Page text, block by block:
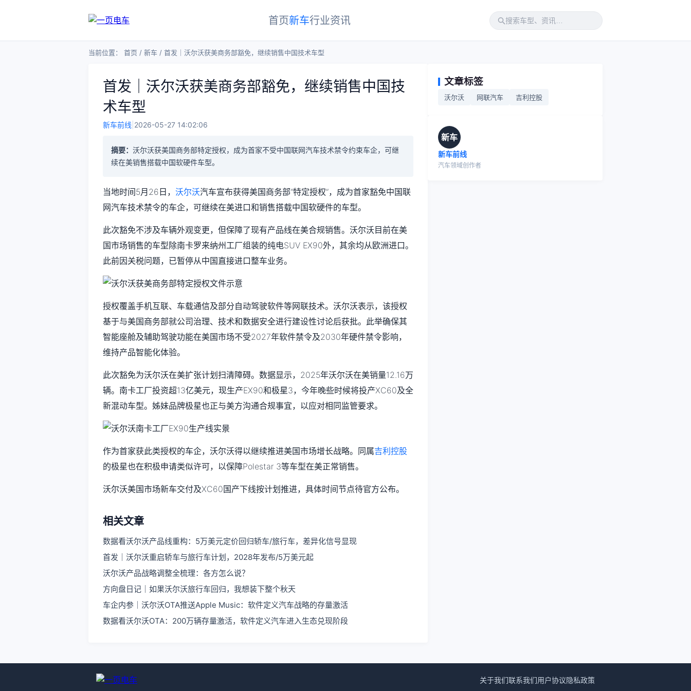
首页新车行业资讯
当前位置： 首页 / 新车 / 首发｜沃尔沃获美商务部豁免，继续销售中国技术车型
首发｜沃尔沃获美商务部豁免，继续销售中国技
术车型
新车前线 2026-05-27 14:02:06
摘要： 沃尔沃获美国商务部特定授权，成为首家不受中国联网汽车技术禁令约束车企，可继
续在美销售搭载中国软硬件车型。
当地时间5月26日， 沃尔沃汽车宣布获得美国商务部“特定授权”，成为首家豁免中国联
网汽车技术禁令的车企，可继续在美进口和销售搭载中国软硬件的车型。
此次豁免不涉及车辆外观变更，但保障了现有产品线在美合规销售。沃尔沃目前在美
国市场销售的车型除南卡罗来纳州工厂组装的纯电SUV EX90外，其余均从欧洲进口。
此前因关税问题，已暂停从中国直接进口整车业务。
授权覆盖手机互联、车载通信及部分自动驾驶软件等网联技术。沃尔沃表示，该授权
基于与美国商务部就公司治理、技术和数据安全进行建设性讨论后获批。此举确保其
智能座舱及辅助驾驶功能在美国市场不受2027年软件禁令及2030年硬件禁令影响，
维持产品智能化体验。
此次豁免为沃尔沃在美扩张计划扫清障碍。数据显示，2025年沃尔沃在美销量12.16万
辆。南卡工厂投资超13亿美元，现生产EX90和极星3，今年晚些时候将投产XC60及全
新混动车型。姊妹品牌极星也正与美方沟通合规事宜，以应对相同监管要求。
作为首家获此类授权的车企，沃尔沃得以继续推进美国市场增长战略。同属吉利控股
的极星也在积极申请类似许可，以保障Polestar 3等车型在美正常销售。
沃尔沃美国市场新车交付及XC60国产下线按计划推进，具体时间节点待官方公布。
相关文章
数据看沃尔沃产品线重构：5万美元定价回归轿车/旅行车，差异化信号显现
首发｜沃尔沃重启轿车与旅行车计划，2028年发布/5万美元起
沃尔沃产品战略调整全梳理：各方怎么说？
方向盘日记｜如果沃尔沃旅行车回归，我想装下整个秋天
车企内参｜沃尔沃OTA推送Apple Music：软件定义汽车战略的存量激活
数据看沃尔沃OTA：200万辆存量激活，软件定义汽车进入生态兑现阶段
文章标签
沃尔沃 网联汽车 吉利控股
新车
新车前线
汽车领域创作者
关于我们联系我们用户协议隐私政策